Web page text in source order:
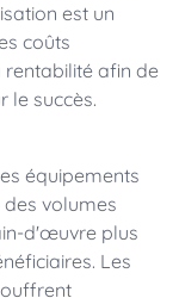
est un
coûts
afin de
le succès.
équipements
volumes
d'œuvre plus
Les